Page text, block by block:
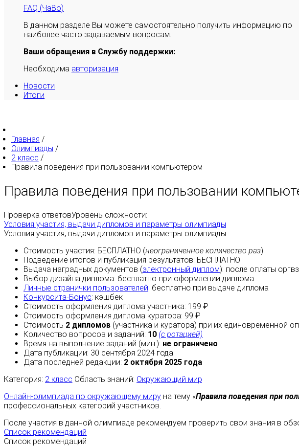
FAQ (ЧаВо)
В данном разделе Вы можете самостоятельно получить информацию по
наиболее часто задаваемым вопросам.
Ваши обращения в Службу поддержки:
Необходима авторизация
Новости
Итоги
Главная /
Олимпиады /
2 класс /
Правила поведения при пользовании компьютером
Правила поведения при пользовании
Проверка ответовУровень сложности:
Условия участия, выдачи дипломов и параметры олимпиады
Условия участия, выдачи дипломов и параметры олимпиады
Стоимость участия: БЕСПЛАТНО (неограниченное количество раз)
Подведение итогов и публикация результатов: БЕСПЛАТНО
Выдача наградных документов (электронный диплом): после оплаты
Выбор дизайна диплома: бесплатно при оформлении диплома
Личные странички пользователей: бесплатно при выдаче диплома
Конкурсита-Бонус: кэшбек
Стоимость оформления диплома участника: 199 ₽
Стоимость оформления диплома куратора: 99 ₽
Стоимость 2 дипломов (участника и куратора) при их единовременной
Количество вопросов и заданий: 10 (с ротацией)
Время на выполнение заданий (мин.): не ограничено
Дата публикации: 30 сентября 2024 года
Дата последней редакции: 2 октября 2025 года
Категория: 2 класс Область знаний: Окружающий мир
Онлайн-олимпиада по окружающему миру на тему «Правила поведения при
профессиональных категорий участников.
После участия в данной олимпиаде рекомендуем проверить свои знания в
Список рекомендаций
Список рекомендаций